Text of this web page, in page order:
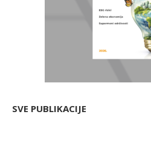
SVE PUBLIKACIJE